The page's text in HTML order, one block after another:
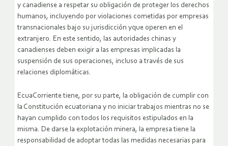
y canadiense a respetar su obligación de proteger los derechos
humanos, incluyendo por violaciones cometidas por empresas
transnacionales bajo su jurisdicción yque operen en el
extranjero. En este sentido, las autoridades chinas y
canadienses deben exigir a las empresas implicadas la
suspensión de sus operaciones, incluso a través de sus
relaciones diplomáticas.
EcuaCorriente tiene, por su parte, la obligación de cumplir con
la Constitución ecuatoriana y no iniciar trabajos mientras no se
hayan cumplido con todos los requisitos estipulados en la
misma. De darse la explotación minera, la empresa tiene la
responsabilidad de adoptar todas las medidas necesarias para